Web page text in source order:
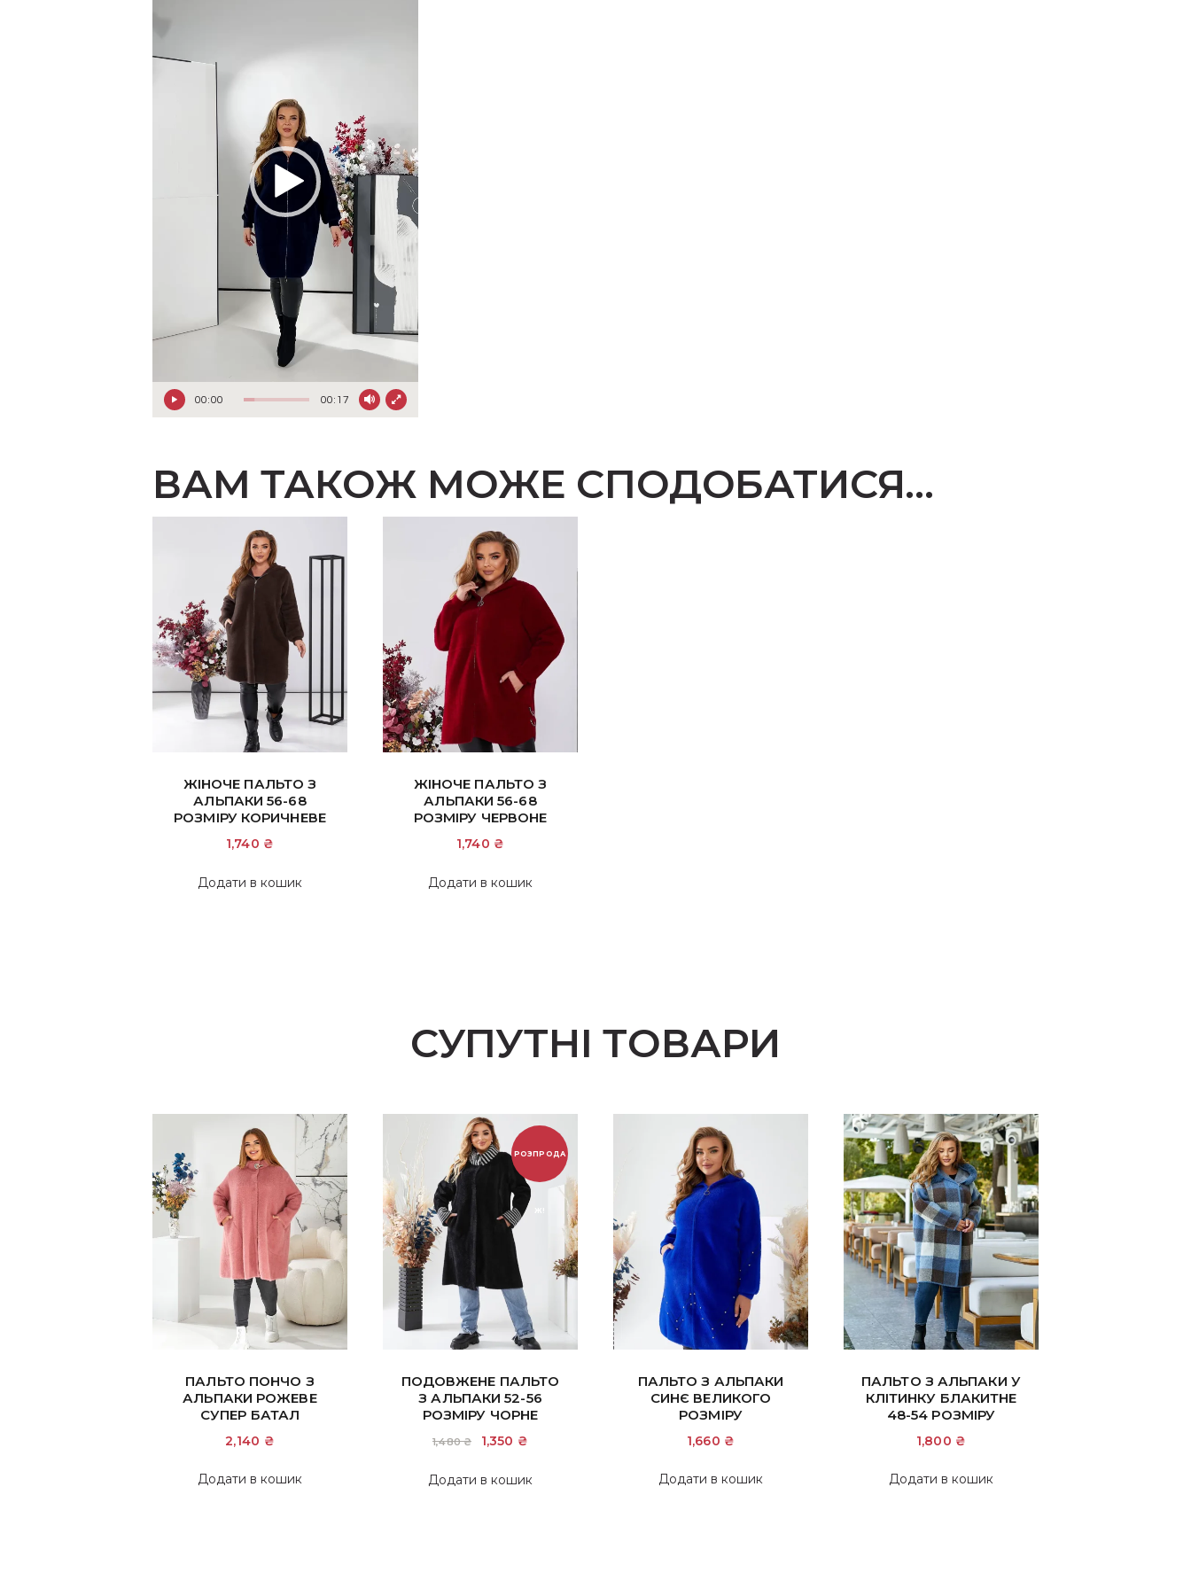
00:00 00:17
ВАМ ТАКОЖ МОЖЕ СПОДОБАТИСЯ…
ЖІНОЧЕ ПАЛЬТО З
АЛЬПАКИ 56-68
РОЗМІРУ КОРИЧНЕВЕ
1,740 ₴
Додати в кошик
ЖІНОЧЕ ПАЛЬТО З
АЛЬПАКИ 56-68
РОЗМІРУ ЧЕРВОНЕ
1,740 ₴
Додати в кошик
СУПУТНІ ТОВАРИ
ПАЛЬТО ПОНЧО З
АЛЬПАКИ РОЖЕВЕ
СУПЕР БАТАЛ
2,140 ₴
Додати в кошик
РОЗПРОДА
Ж!
ПОДОВЖЕНЕ ПАЛЬТО
З АЛЬПАКИ 52-56
РОЗМІРУ ЧОРНЕ
1,480₴
Оригінальна
1,350 ₴
Додати в кошик
ПАЛЬТО З АЛЬПАКИ
СИНЄ ВЕЛИКОГО
РОЗМІРУ
1,660 ₴
Додати в кошик
ПАЛЬТО З АЛЬПАКИ У
КЛІТИНКУ БЛАКИТНЕ
48-54 РОЗМІРУ
1,800 ₴
Додати в кошик